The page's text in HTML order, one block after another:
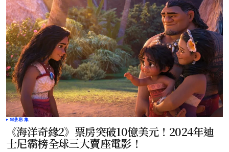
電影影集
《海洋奇緣2》票房突破10億美元！2024年迪
士尼霸榜全球三大賣座電影！